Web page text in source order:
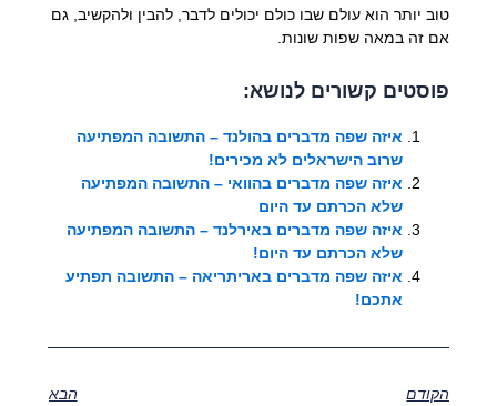
טוב יותר הוא עולם שבו כולם יכולים לדבר, להבין ולהקשיב, גם
אם זה במאה שפות שונות.
פוסטים קשורים לנושא:
איזה שפה מדברים בהולנד – התשובה המפתיעה
שרוב הישראלים לא מכירים!
איזה שפה מדברים בהוואי – התשובה המפתיעה
שלא הכרתם עד היום
איזה שפה מדברים באירלנד – התשובה המפתיעה
שלא הכרתם עד היום!
איזה שפה מדברים באריתריאה – התשובה תפתיע
אתכם!
הקודם הבא